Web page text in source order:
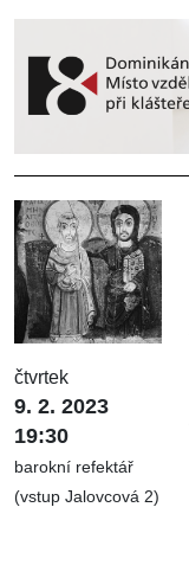
čtvrtek
9. 2. 2023
19:30
barokní refektář
(vstup Jalovcová 2)